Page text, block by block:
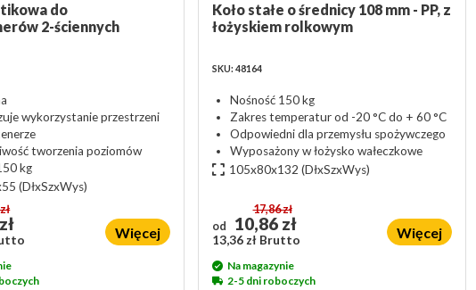
do
2-ściennych
wykorzystanie przestrzeni
tworzenia poziomów
kg
(DłxSzxWys)
Więcej
Koło stałe o średnicy 108 mm - PP, z
łożyskiem rolkowym
SKU: 48164
Nośność 150 kg
Zakres temperatur od -20 °C do + 60 °C
Odpowiedni dla przemysłu spożywczego
Wyposażony w łożysko wałeczkowe
105x80x132 (DłxSzxWys)
od
17,86 zł
10,86 zł
13,36 zł Brutto Więcej
Na magazynie
2-5 dni roboczych